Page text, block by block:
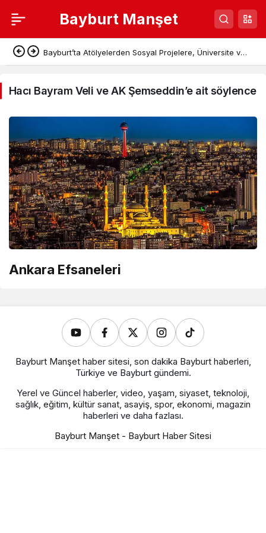
Bayburt Manşet
Hacı
Bayram
Veli
AK
Şemseddin’e
ait
söylence
Haberleri
Bayburt’ta Atölyelerden Sosyal Projelere, Üniversite ve
Hacı Bayram Veli ve AK Şemseddin’e ait söylence
Ankara Efsaneleri
Bayburt Manşet haber sitesi, son dakika Bayburt haberleri,
Türkiye ve Bayburt gündemi.
Yerel ve Güncel haberler, video, yaşam, siyaset, teknoloji,
sağlık, eğitim, kültür sanat, asayiş, spor, ekonomi, magazin
haberleri ve daha fazlası.
Bayburt Manşet - Bayburt Haber Sitesi